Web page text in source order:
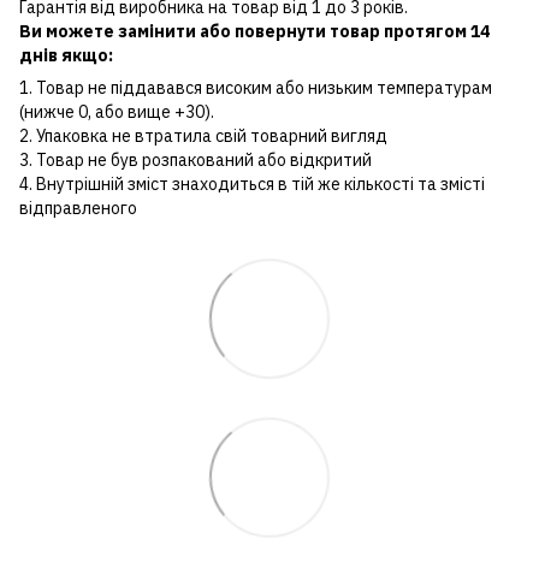
Гарантія від виробника на товар від 1 до 3 років.
Ви можете замінити або повернути товар протягом 14
днів якщо:
1. Товар не піддавався високим або низьким температурам
(нижче 0, або вище +30).
2. Упаковка не втратила свій товарний вигляд
3. Товар не був розпакований або відкритий
4. Внутрішній зміст знаходиться в тій же кількості та змісті
відправленого